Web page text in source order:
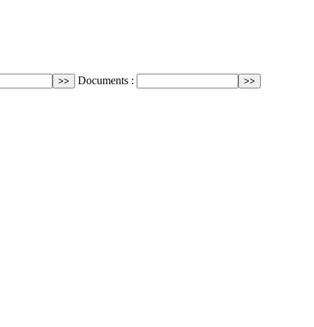
Documents :